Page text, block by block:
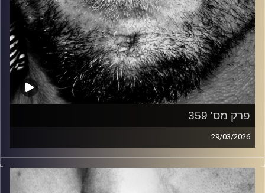
פרק מס' 359
29/03/2026
זיפים, מוזיקה מחוספסת של הופעות חיות. הרבה ג'אם, רוק,
בלוז, bluegrass, ג'אז, Fאנק, פרוגרסיב ואפילו אלקטרוניקה.
כל מה שחי, אמיתי ונושם.